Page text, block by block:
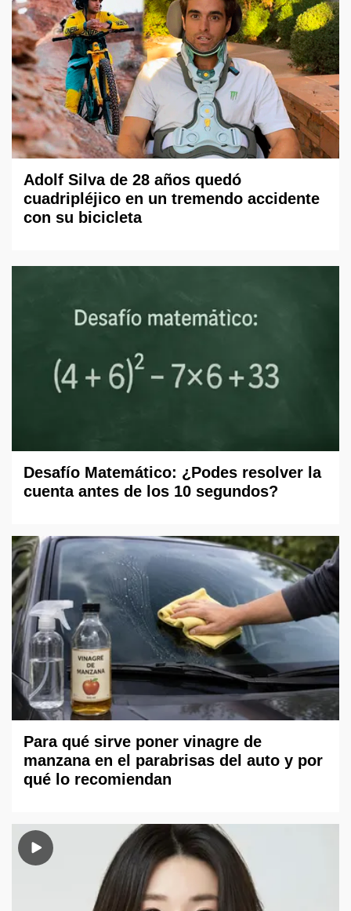
Adolf Silva de 28 años quedó
cuadripléjico en un tremendo accidente
con su bicicleta
Desafío Matemático: ¿Podes resolver la
cuenta antes de los 10 segundos?
Para qué sirve poner vinagre de
manzana en el parabrisas del auto y por
qué lo recomiendan